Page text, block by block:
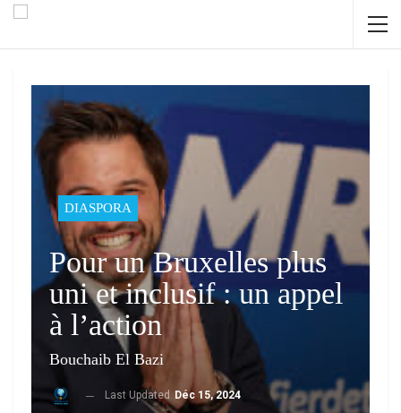
DIASPORA
Pour un Bruxelles plus
uni et inclusif : un appel
à l’action
Bouchaib El Bazi
Last Updated Déc 15, 2024